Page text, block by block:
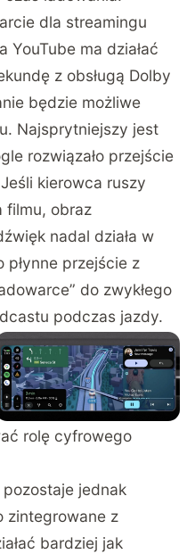
dla streamingu
ma działać
z obsługą Dolby
będzie możliwe
Najsprytniejszy jest
rozwiązało przejście
kierowca ruszy
filmu, obraz
nadal działa w
przejście z
do zwykłego
podczas jazdy.
rolę cyfrowego
jednak
zintegrowane z
bardziej jak